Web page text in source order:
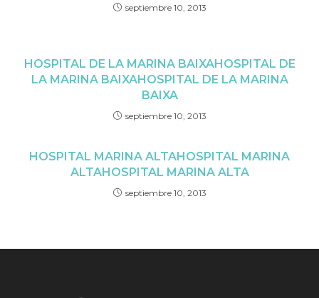
septiembre 10, 2013
HOSPITAL DE LA MARINA BAIXAHOSPITAL DE
LA MARINA BAIXAHOSPITAL DE LA MARINA
BAIXA
septiembre 10, 2013
HOSPITAL MARINA ALTAHOSPITAL MARINA
ALTAHOSPITAL MARINA ALTA
septiembre 10, 2013